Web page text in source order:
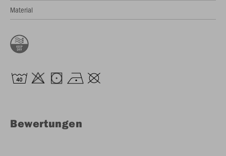
Material
Bewertungen